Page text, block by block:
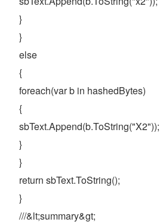
}
}
else
{
foreach(var b in hashedBytes)
{
sbText.Append(b.ToString("X2"));
}
}
return sbText.ToString();
}
///&lt;summary&gt;